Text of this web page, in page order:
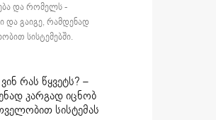
და რომელს -
და გაიგე, რამდენად
სისტემებში.
ვინ რას წყვეტს? –
კარგად იცნობ
სისტემას